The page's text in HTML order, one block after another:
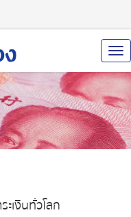
เงินทั่วโลก